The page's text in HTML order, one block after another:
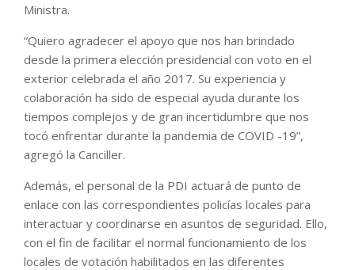
Ministra.
“Quiero agradecer el apoyo que nos han brindado
desde la primera elección presidencial con voto en el
exterior celebrada el año 2017. Su experiencia y
colaboración ha sido de especial ayuda durante los
tiempos complejos y de gran incertidumbre que nos
tocó enfrentar durante la pandemia de COVID -19”,
agregó la Canciller.
Además, el personal de la PDI actuará de punto de
enlace con las correspondientes policías locales para
interactuar y coordinarse en asuntos de seguridad. Ello,
con el fin de facilitar el normal funcionamiento de los
locales de votación habilitados en las diferentes